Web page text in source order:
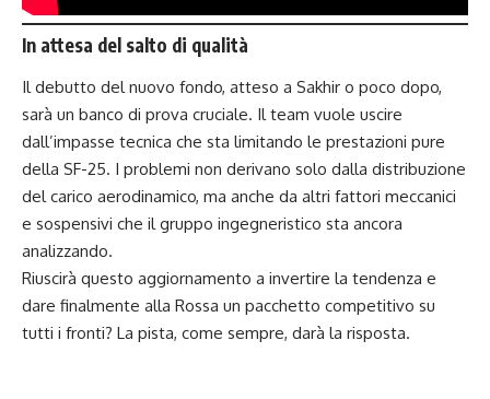
In attesa del salto di qualità
Il debutto del nuovo fondo, atteso a Sakhir o poco dopo,
sarà un banco di prova cruciale. Il team vuole uscire
dall’impasse tecnica che sta limitando le prestazioni pure
della SF-25. I problemi non derivano solo dalla distribuzione
del carico aerodinamico, ma anche da altri fattori meccanici
e sospensivi che il gruppo ingegneristico sta ancora
analizzando.
Riuscirà questo aggiornamento a invertire la tendenza e
dare finalmente alla Rossa un pacchetto competitivo su
tutti i fronti? La pista, come sempre, darà la risposta.